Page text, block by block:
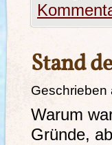
Stand
Geschrieben
Warum
Gründe,